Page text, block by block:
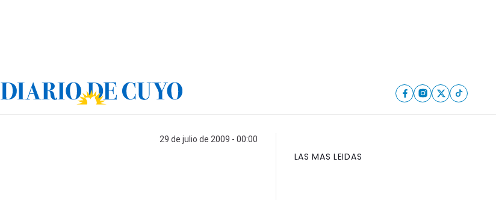
29 de julio de 2009 - 00:00
LAS MAS LEIDAS